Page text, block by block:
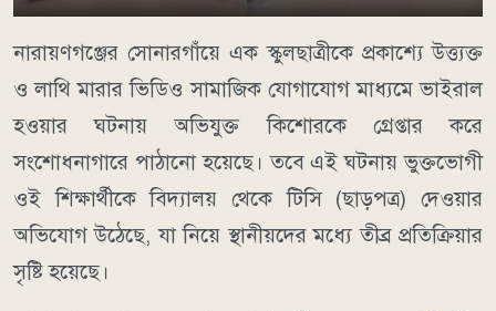
নারায়ণগঞ্জের সোনারগাঁয়ে এক স্কুলছাত্রীকে প্রকাশ্যে উত্ত্যক্ত
ও লাথি মারার ভিডিও সামাজিক যোগাযোগ মাধ্যমে ভাইরাল
হওয়ার ঘটনায় অভিযুক্ত কিশোরকে গ্রেপ্তার করে
সংশোধনাগারে পাঠানো হয়েছে। তবে এই ঘটনায় ভুক্তভোগী
ওই শিক্ষার্থীকে বিদ্যালয় থেকে টিসি (ছাড়পত্র) দেওয়ার
অভিযোগ উঠেছে, যা নিয়ে স্থানীয়দের মধ্যে তীব্র প্রতিক্রিয়ার
সৃষ্টি হয়েছে।